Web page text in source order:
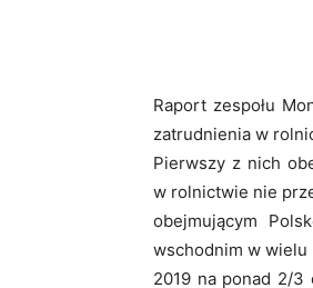
Raport zespołu
zatrudnienia w
Pierwszy z nich
w rolnictwie nie
obejmującym
wschodnim w wielu
2019 na ponad 2/3